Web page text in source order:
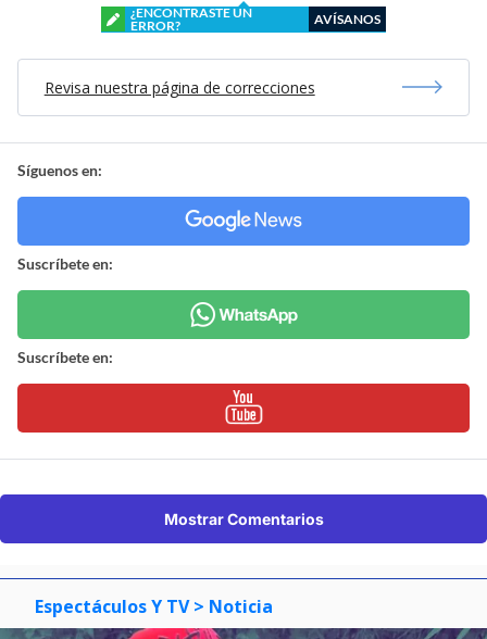
¿ENCONTRASTE UN
ERROR?
AVÍSANOS
Revisa nuestra página de correcciones
Síguenos en:
Suscríbete en:
Suscríbete en:
Mostrar Comentarios
Espectáculos Y TV > Noticia